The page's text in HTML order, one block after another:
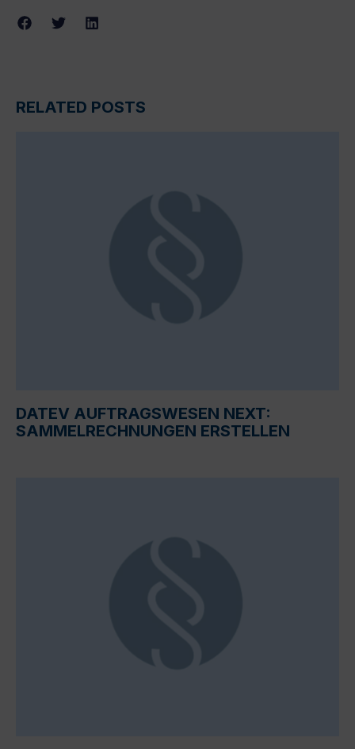
RELATED POSTS
DATEV AUFTRAGSWESEN NEXT:
SAMMELRECHNUNGEN ERSTELLEN